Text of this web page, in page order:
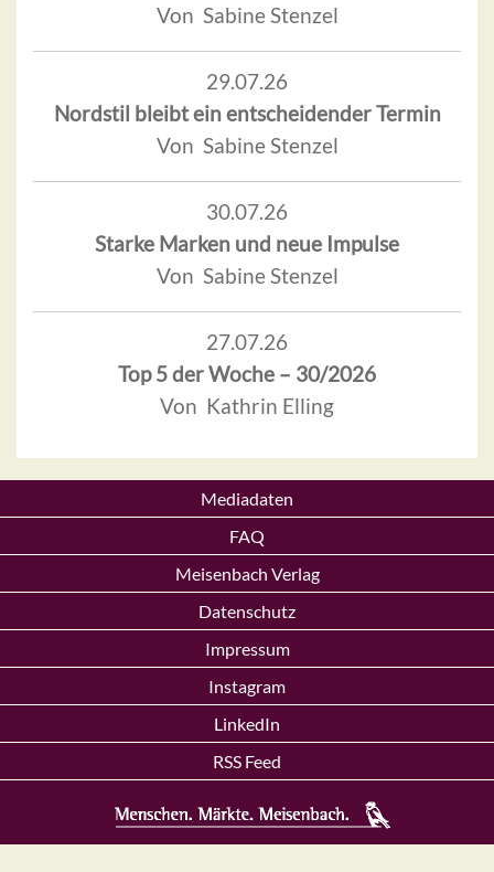
Von Sabine Stenzel
29.07.26
Nordstil bleibt ein entscheidender Termin
Von Sabine Stenzel
30.07.26
Starke Marken und neue Impulse
Von Sabine Stenzel
27.07.26
Top 5 der Woche – 30/2026
Von Kathrin Elling
Mediadaten
FAQ
Meisenbach Verlag
Datenschutz
Impressum
Instagram
LinkedIn
RSS Feed